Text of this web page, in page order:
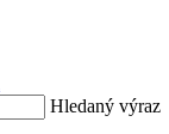
Hledaný výraz